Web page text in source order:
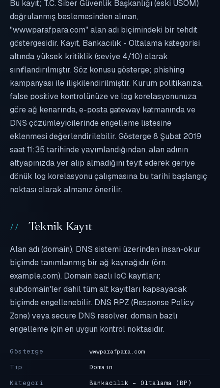
Bu kayıt; T.C. Siber Güvenlik Başkanlığı (eski USOM)
doğrulanmış beslemesinden alınan,
"wwwparafpara.com" alan adı biçimindeki bir tehdit
göstergesidir. Kayıt, Bankacılık - Oltalama kategorisi
altında yüksek kritiklik (seviye 4/10) olarak
sınıflandırılmıştır. Söz konusu gösterge; phishing
kampanyası ile ilişkilendirilmiştir. Kurum politikanıza,
false positive kontrolünüze ve log korelasyonunuza
göre ağ kenarında, e-posta gateway katmanında ve
DNS çözümleyicilerinde engelleme listesine
eklenmesi değerlendirilebilir. Gösterge 8 Şubat 2019
saat 11:35 tarihinde yayımlandığından, alan adının
altyapınızda yer alıp almadığını teyit ederek geriye
dönük log korelasyonu çalışmasına bu tarihi başlangıç
noktası olarak almanız önerilir.
Teknik Kayıt
Alan adı (domain), DNS sistemi üzerinden insan-okur
biçimde tanımlanmış bir ağ kaynağıdır (örn.
example.com). Domain bazlı IoC kayıtları;
subdomain'ler dahil tüm alt kayıtları kapsayacak
biçimde engellenebilir. DNS RPZ (Response Policy
Zone) veya secure DNS resolver, domain bazlı
engelleme için en uygun kontrol noktasıdır.
Gösterge wwwparafpara.com
Tip
Domain
Kategori
Bankacılık - Oltalama (BP)